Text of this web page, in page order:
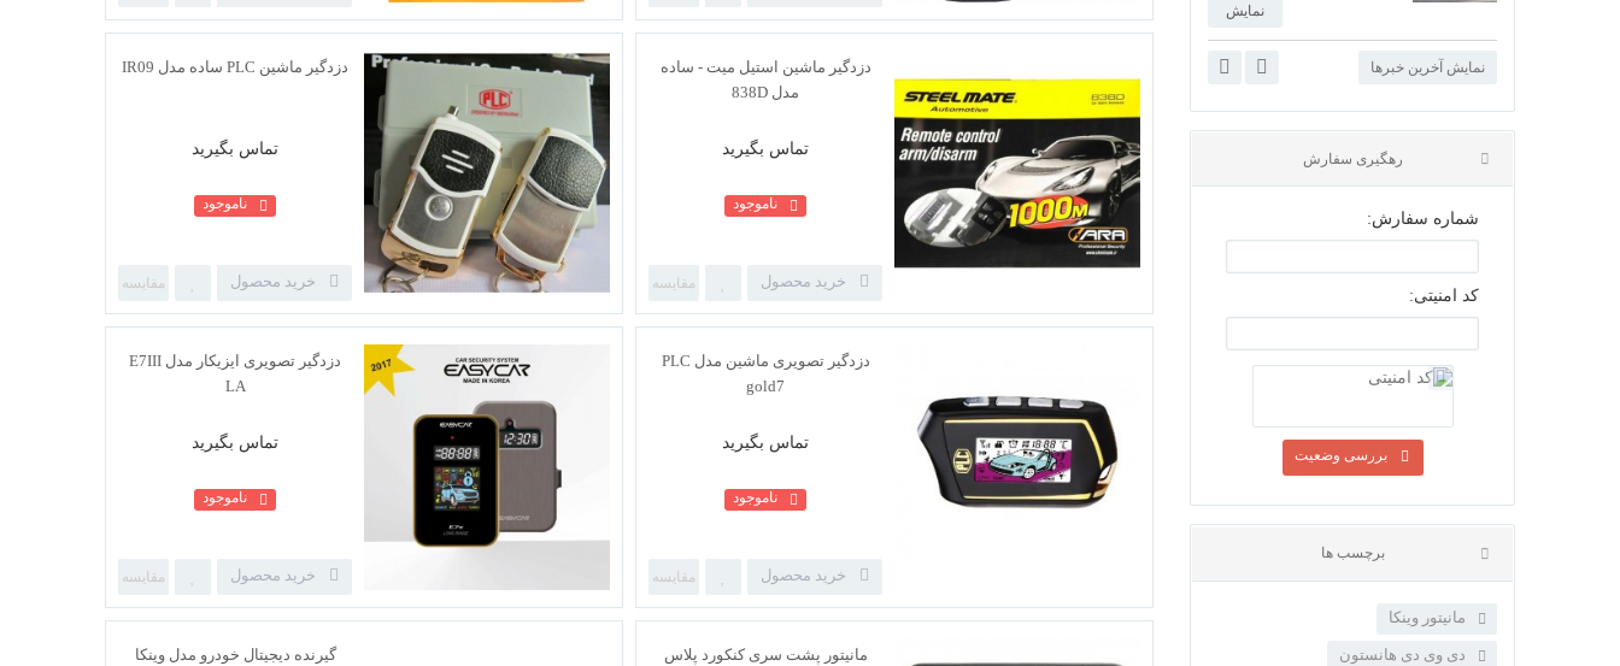
نمایش
مشخصات فنی برلیانس H230
نمایش
معرفی امکانات سیتروئن C3...
نمایش
نمایش آخرین خبرها
رهگیری سفارش
شماره سفارش:
کد امنیتی:
بررسی وضعیت
مانیتور وینکا
دی وی دی هانستون
دزدگیر ماشین استیل میت - ساده
مدل 838D
تماس بگیرید
ناموجود
خرید محصول
دزدگیر ماشین PLC ساده مدل IR09
تماس بگیرید
ناموجود
خرید محصول
gold7
تماس بگیرید
ناموجود
خرید محصول
دزدگیر تصویری ایزیکار مدل E7III
LA
تماس بگیرید
ناموجود
خرید محصول